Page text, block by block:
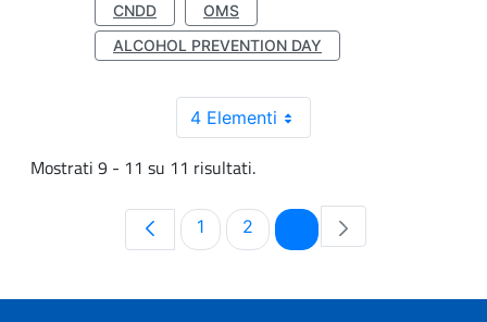
CNDD
OMS
ALCOHOL PREVENTION DAY
4 Elementi
Mostrati 9 - 11 su 11 risultati.
Pagina
1 Pagina
2 Pagina